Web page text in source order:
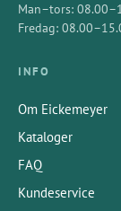
Man–tors:
Fredag:
INFO
Om Eickemeyer
Kataloger
FAQ
Kundeservice